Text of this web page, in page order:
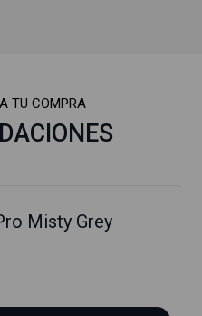
TU COMPRA
Misty Grey